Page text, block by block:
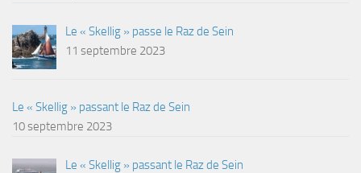
Le « Skellig » passe le Raz de Sein
11 septembre 2023
Le « Skellig » passant le Raz de Sein
10 septembre 2023
Le « Skellig » passant le Raz de Sein